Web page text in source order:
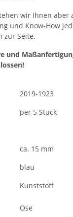
wir Ihnen aber
und Know-How
zur Seite.
und
2019-1923
per 5 Stück
ca. 15 mm
blau
Kunststoff
Öse